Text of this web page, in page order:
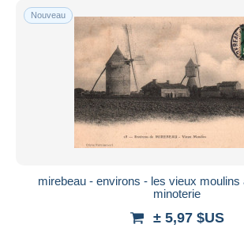
Nouveau
mirebeau - environs - les vieux moulins
minoterie
± 5,97 $US